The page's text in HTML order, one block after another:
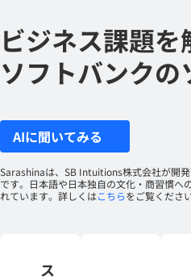
ビジネス課題を
ソフトバンク
AIに聞いてみる
Sarashinaは、SB Intuitions株式会社が開発
です。日本語や日本独自の文化・商習慣へ
れています。詳しくはこちらをご覧ください
ス